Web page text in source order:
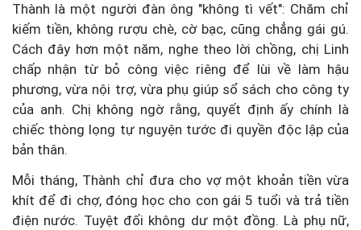
Thành là một người đàn ông "không tì vết": Chăm chỉ
kiếm tiền, không rượu chè, cờ bạc, cũng chẳng gái gú.
Cách đây hơn một năm, nghe theo lời chồng, chị Linh
chấp nhận từ bỏ công việc riêng để lùi về làm hậu
phương, vừa nội trợ, vừa phụ giúp sổ sách cho công ty
của anh. Chị không ngờ rằng, quyết định ấy chính là
chiếc thòng lọng tự nguyện tước đi quyền độc lập của
bản thân.
Mỗi tháng, Thành chỉ đưa cho vợ một khoản tiền vừa
khít để đi chợ, đóng học cho con gái 5 tuổi và trả tiền
điện nước. Tuyệt đối không dư một đồng. Là phụ nữ,